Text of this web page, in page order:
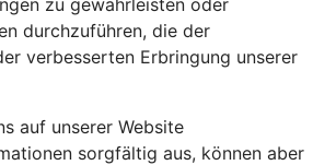
zu gewährleisten oder
durchzuführen, die der
verbesserten Erbringung unserer
auf unserer Website
sorgfältig aus, können aber